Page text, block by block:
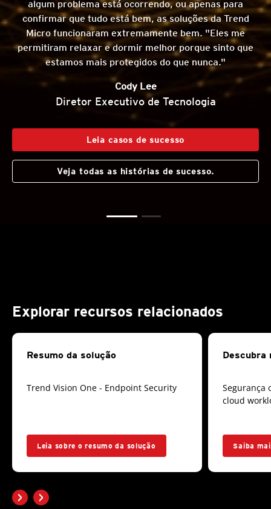
algum problema está ocorrendo, ou apenas para
confirmar que tudo está bem, as soluções da Trend
Micro funcionaram extremamente bem. "Eles me
permitiram relaxar e dormir melhor porque sinto que
estamos mais protegidos do que nunca."
Cody Lee
Diretor Executivo de Tecnologia
Leia casos de sucesso
Veja todas as histórias de sucesso.
Explorar recursos relacionados
Resumo da solução
Trend Vision One - Endpoint Security
Leia sobre o resumo da solução
Descubra
Segurança
cloud
Saiba